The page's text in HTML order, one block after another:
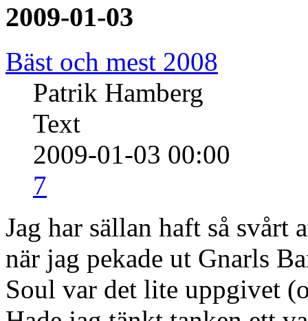
2009-01-03
Bäst och mest 2008
Patrik Hamberg
Text
2009-01-03 00:00
7
Jag har sällan haft så svårt
när jag pekade ut Gnarls
Soul var det lite uppgivet